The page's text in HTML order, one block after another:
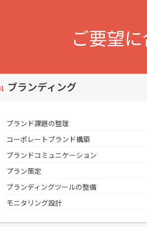
ご要望
ブランディング
ブランド課題の整理
コーポレートブランド構築
ブランドコミュニケーション
プラン策定
ブランディングツールの整備
モニタリング設計